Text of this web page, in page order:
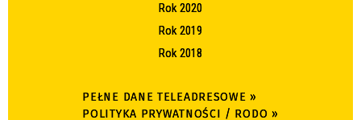
Rok 2020
Rok 2019
Rok 2018
PEŁNE DANE TELEADRESOWE »
POLITYKA PRYWATNOŚCI / RODO »